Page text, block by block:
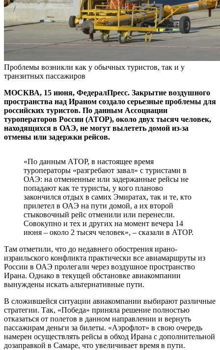
Проблемы возникли как у обычных туристов, так и у
транзитных пассажиров
МОСКВА, 15 июня, ФедералПресс. Закрытие воздушного
пространства над Ираном создало серьезные проблемы для
российских туристов. По данным Ассоциации
туроператоров России (АТОР), около двух тысяч человек,
находящихся в ОАЭ, не могут вылететь домой из-за
отмены или задержки рейсов.
«По данным АТОР, в настоящее время
туроператоры «разгребают завал» с туристами в
ОАЭ: на отмененные или задержанные рейсы не
попадают как те туристы, у кого планово
закончился отдых в самих Эмиратах, так и те, кто
прилетел в ОАЭ на пути домой, а их второй
стыковочный рейс отменили или перенесли.
Совокупно и тех и других на момент вечера 14
июня – около 2 тысяч человек», – сказали в АТОР.
Там отметили, что до недавнего обострения ирано-
израильского конфликта практически все авиамаршруты из
России в ОАЭ пролегали через воздушное пространство
Ирана. Однако в текущей обстановке авиакомпании
вынуждены искать альтернативные пути.
В сложившейся ситуации авиакомпании выбирают различные
стратегии. Так, «Победа» приняла решение полностью
отказаться от полетов в данном направлении и вернуть
пассажирам деньги за билеты. «Аэрофлот» в свою очередь
намерен осуществлять рейсы в обход Ирана с дополнительной
дозаправкой в Самаре, что увеличивает время в пути.